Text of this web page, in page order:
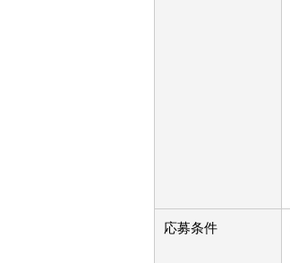
応募条件